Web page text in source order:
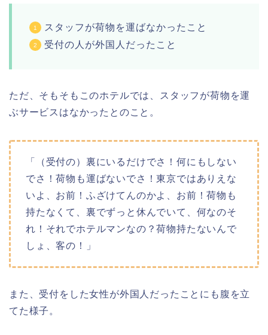
スタッフが荷物を運ばなかったこと
受付の人が外国人だったこと
ただ、そもそもこのホテルでは、スタッフが荷物を運
ぶサービスはなかったとのこと。
「（受付の）裏にいるだけでさ！何にもしない
でさ！荷物も運ばないでさ！東京ではありえな
いよ、お前！ふざけてんのかよ、お前！荷物も
持たなくて、裏でずっと休んでいて、何なのそ
れ！それでホテルマンなの？荷物持たないんで
しょ、客の！」
また、受付をした女性が外国人だったことにも腹を立
てた様子。